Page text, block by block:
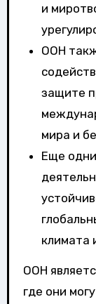
и
ООН
защите
мира и
Еще
климата
ООН
где они